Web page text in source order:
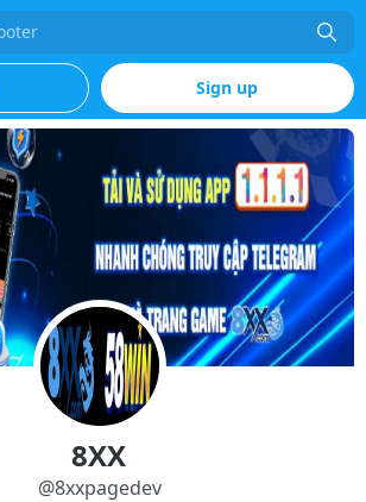
Sign up
8XX
@8xxpagedev